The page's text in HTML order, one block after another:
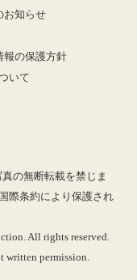
お知らせ
報の保護方針
いて
の無断転載を禁じま
際条約により保護され
All rights reserved.
permission.